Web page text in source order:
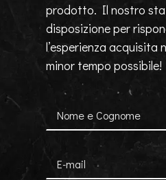
prodotto. Il nostro
disposizione per
l’esperienza acquisita
minor tempo possibile!